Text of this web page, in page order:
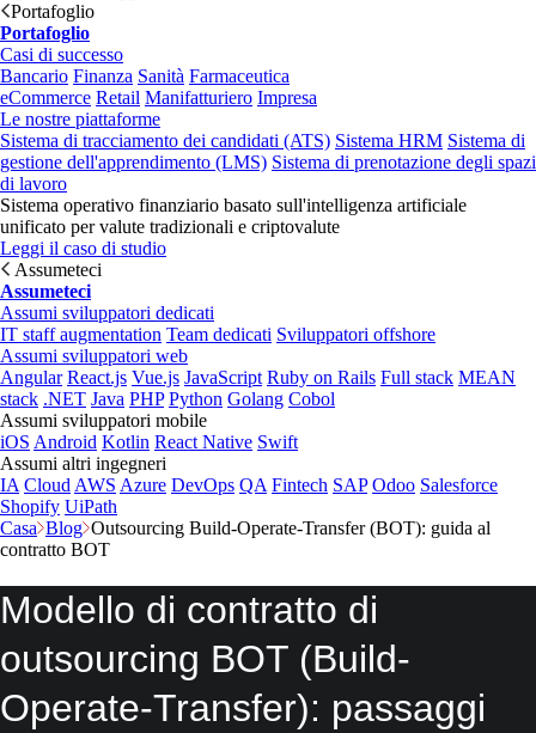
Portafoglio
Portafoglio
Casi di successo
Bancario Finanza Sanità Farmaceutica
eCommerce Retail Manifatturiero Impresa
Le nostre piattaforme
Sistema di tracciamento dei candidati (ATS) Sistema HRM Sistema di
gestione dell'apprendimento (LMS) Sistema di prenotazione degli spazi
di lavoro
Sistema operativo finanziario basato sull'intelligenza artificiale
unificato per valute tradizionali e criptovalute
Leggi il caso di studio
Assumeteci
Assumeteci
Assumi sviluppatori dedicati
IT staff augmentation Team dedicati Sviluppatori offshore
Assumi sviluppatori web
Angular React.js Vue.js JavaScript Ruby on Rails Full stack MEAN
stack .NET Java PHP Python Golang Cobol
Assumi sviluppatori mobile
iOS Android Kotlin React Native Swift
Assumi altri ingegneri
IA Cloud AWS Azure DevOps QA Fintech SAP Odoo Salesforce
Shopify UiPath
Casa Blog Outsourcing Build-Operate-Transfer (BOT): guida al
contratto BOT
Modello di contratto di
outsourcing BOT (Build-
Operate-Transfer): passaggi